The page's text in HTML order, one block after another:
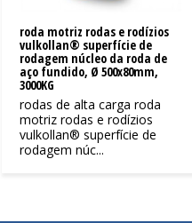
roda motriz rodas e rodízios
vulkollan® superfície de
rodagem núcleo da roda de
aço fundido, Ø 500x80mm,
3000KG
rodas de alta carga roda
motriz rodas e rodízios
vulkollan® superfície de
rodagem núc...